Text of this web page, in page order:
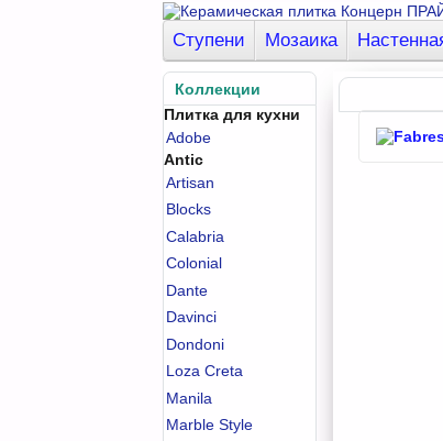
Ступени Мозаика
Коллекции
Плитка для кухни
Adobe
Antic
Artisan
Blocks
Calabria
Colonial
Dante
Davinci
Dondoni
Loza Creta
Manila
Marble Style